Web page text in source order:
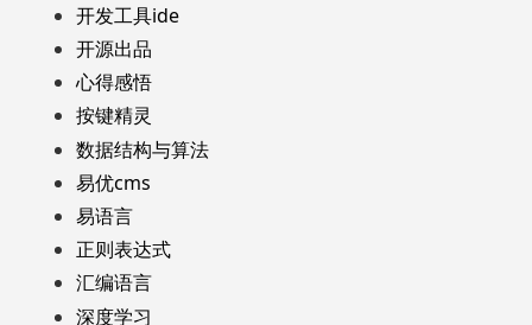
开发工具ide
开源出品
心得感悟
按键精灵
数据结构与算法
易优cms
易语言
正则表达式
汇编语言
深度学习